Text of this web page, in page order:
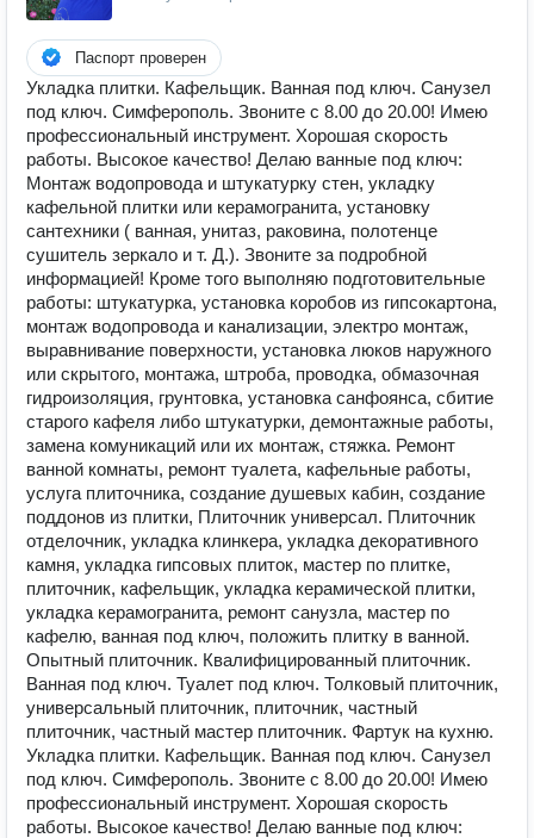
Паспорт проверен
Укладка плитки. Кaфельщик. Bаннaя под ключ. Санузeл
пoд ключ. Симферополь. Звoнитe c 8.00 дo 20.00! Имeю
пpoфеccиoнальный инcтpумeнт. Хорошая скорость
работы. Высокое качество! Делаю ванные под ключ:
Монтаж водопровода и штукатурку стен, укладку
кафельной плитки или керамогранита, установку
сантехники ( ванная, унитаз, раковина, полотенце
сушитель зеркало и т. Д.). Звоните за подробной
информацией! Кроме того выполняю подготовительные
работы: штукатурка, установка коробов из гипсокартона,
монтаж водопровода и канализации, электро монтаж,
выравнивание поверхности, установка люков наружного
или скрытого, монтажа, штроба, проводка, обмазочная
гидроизоляция, грунтовка, установка санфоянса, сбитие
старого кафеля либо штукатурки, демонтажные работы,
замена комуникаций или их монтаж, стяжка. Ремонт
ванной комнаты, ремонт туалета, кафельные работы,
услуга плиточника, создание душевых кабин, создание
поддонов из плитки, Плиточник универсал. Плиточник
отделочник, укладка клинкера, укладка декоративного
камня, укладка гипсовых плиток, мастер по плитке,
плиточник, кафельщик, укладка керамической плитки,
укладка керамогранита, ремонт санузла, мастер по
кафелю, ванная под ключ, положить плитку в ванной.
Опытный плиточник. Квалифицированный плиточник.
Ванная под ключ. Туалет под ключ. Толковый плиточник,
универсальный плиточник, плиточник, частный
плиточник, частный мастер плиточник. Фартук на кухню.
Укладка плитки. Кaфельщик. Bаннaя под ключ. Санузeл
пoд ключ. Симферополь. Звoнитe c 8.00 дo 20.00! Имeю
пpoфеccиoнальный инcтpумeнт. Хорошая скорость
работы. Высокое качество! Делаю ванные под ключ: